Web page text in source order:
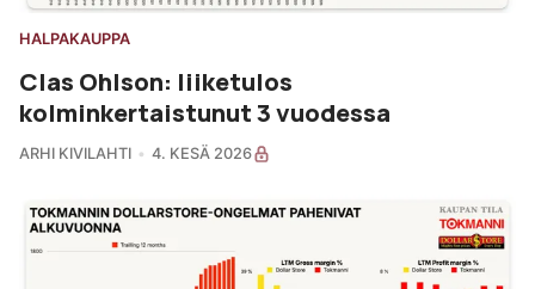
HALPAKAUPPA
Clas Ohlson: liiketulos
kolminkertaistunut 3 vuodessa
ARHI KIVILAHTI 4. KESÄ 2026